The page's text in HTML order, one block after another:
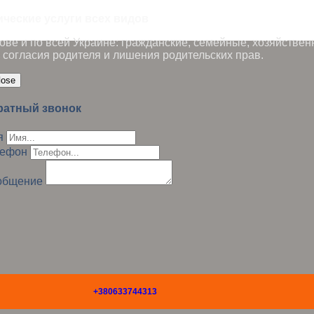
и по всей Украине: гражданские, семейные,
родителя и лишения родительских прав.
звонок
+380633744313